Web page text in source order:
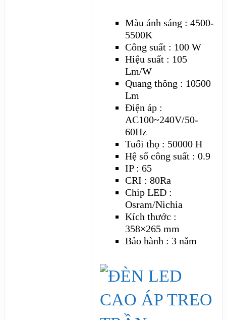
Màu ánh sáng : 4500-
5500K
Công suất : 100 W
Hiệu suất : 105
Lm/W
Quang thông : 10500
Lm
Điện áp :
AC100~240V/50-
60Hz
Tuổi thọ : 50000 H
Hệ số công suất : 0.9
IP : 65
CRI : 80Ra
Chip LED :
Osram/Nichia
Kích thước :
358×265 mm
Bảo hành : 3 năm